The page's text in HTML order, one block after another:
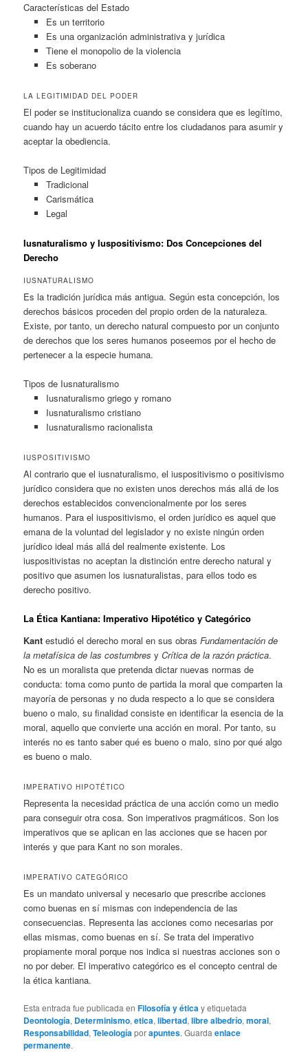
Características del Estado
Es un territorio
Es una organización administrativa y jurídica
Tiene el monopolio de la violencia
Es soberano
LA LEGITIMIDAD DEL PODER
El poder se institucionaliza cuando se considera que es legítimo,
cuando hay un acuerdo tácito entre los ciudadanos para asumir y
aceptar la obediencia.
Tipos de Legitimidad
Tradicional
Carismática
Legal
Iusnaturalismo y Iuspositivismo: Dos Concepciones del
Derecho
IUSNATURALISMO
Es la tradición jurídica más antigua. Según esta concepción, los
derechos básicos proceden del propio orden de la naturaleza.
Existe, por tanto, un derecho natural compuesto por un conjunto
de derechos que los seres humanos poseemos por el hecho de
pertenecer a la especie humana.
Tipos de Iusnaturalismo
Iusnaturalismo griego y romano
Iusnaturalismo cristiano
Iusnaturalismo racionalista
IUSPOSITIVISMO
Al contrario que el iusnaturalismo, el iuspositivismo o positivismo
jurídico considera que no existen unos derechos más allá de los
derechos establecidos convencionalmente por los seres
humanos. Para el iuspositivismo, el orden jurídico es aquel que
emana de la voluntad del legislador y no existe ningún orden
jurídico ideal más allá del realmente existente. Los
iuspositivistas no aceptan la distinción entre derecho natural y
positivo que asumen los iusnaturalistas, para ellos todo es
derecho positivo.
La Ética Kantiana: Imperativo Hipotético y Categórico
Kant estudió el derecho moral en sus obrasFundamentación de
la metafísica de las costumbres yCrítica de la razón práctica.
No es un moralista que pretenda dictar nuevas normas de
conducta: toma como punto de partida la moral que comparten la
mayoría de personas y no duda respecto a lo que se considera
bueno o malo, su finalidad consiste en identificar la esencia de la
moral, aquello que convierte una acción en moral. Por tanto, su
interés no es tanto saber qué es bueno o malo, sino por qué algo
es bueno o malo.
IMPERATIVO HIPOTÉTICO
Representa la necesidad práctica de una acción como un medio
para conseguir otra cosa. Son imperativos pragmáticos. Son los
imperativos que se aplican en las acciones que se hacen por
interés y que para Kant no son morales.
IMPERATIVO CATEGÓRICO
Es un mandato universal y necesario que prescribe acciones
como buenas en sí mismas con independencia de las
consecuencias. Representa las acciones como necesarias por
ellas mismas, como buenas en sí. Se trata del imperativo
propiamente moral porque nos indica si nuestras acciones son o
no por deber. El imperativo categórico es el concepto central de
la ética kantiana.
Esta entrada fue publicada enFilosofía y éticay etiquetada
Deontología, Determinismo,etica,libertad,libre albedrío,moral,
Responsabilidad,Teleologíaporapuntes. Guardaenlace
permanente.